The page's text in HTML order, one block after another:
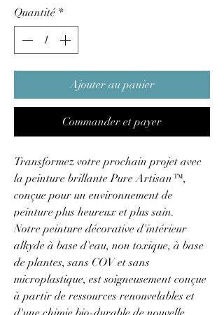
Quantité *
Ajouter au panier
Commander et payer
Transformez votre prochain projet avec
la peinture brillante Pure Artisan™,
conçue pour un environnement de
peinture plus heureux et plus sain.
Notre peinture décorative d'intérieur
alkyde à base d'eau, non toxique, à base
de plantes, sans COV et sans
microplastique, est soigneusement conçue
à partir de ressources renouvelables et